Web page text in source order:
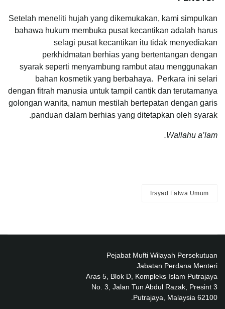
Setelah meneliti hujah yang dikemukakan, kami simpulkan
bahawa hukum membuka pusat kecantikan adalah harus
selagi pusat kecantikan itu tidak menyediakan
perkhidmatan berhias yang bertentangan dengan
syarak seperti menyambung rambut atau menggunakan
bahan kosmetik yang berbahaya. Perkara ini selari
dengan fitrah manusia untuk tampil cantik dan terutamanya
golongan wanita, namun mestilah bertepatan dengan garis
panduan dalam berhias yang ditetapkan oleh syarak.
Wallahu a’lam.
Irsyad Fatwa Umum
Pejabat Mufti Wilayah Persekutuan
Jabatan Perdana Menteri
Aras 5, Blok D, Kompleks Islam Putrajaya
No. 3, Jalan Tun Abdul Razak, Presint 3
62100 Putrajaya, Malaysia.